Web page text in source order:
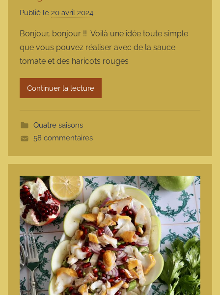
Publié le 20 avril 2024
r
m
a
r
m
Bonjour, bonjour !! Voilà une idée toute simple
que vous pouvez réaliser avec de la sauce
tomate et des haricots rouges
Continuer la lecture
Quatre saisons
58 commentaires